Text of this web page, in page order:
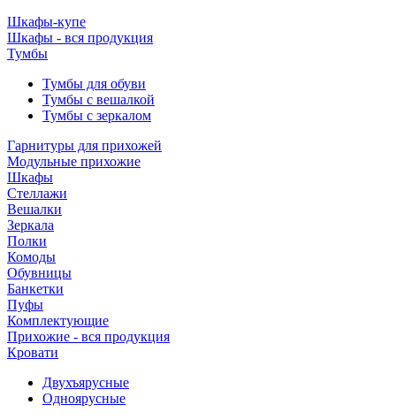
Шкафы-купе
Шкафы - вся продукция
Тумбы
Тумбы для обуви
Тумбы с вешалкой
Тумбы с зеркалом
Гарнитуры для прихожей
Модульные прихожие
Шкафы
Стеллажи
Вешалки
Зеркала
Полки
Комоды
Обувницы
Банкетки
Пуфы
Комплектующие
Прихожие - вся продукция
Кровати
Двухъярусные
Одноярусные